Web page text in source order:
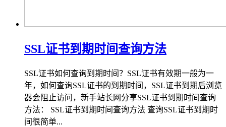
SSL证书到期时间查询方法
SSL证书如何查询到期时间？SSL证书有效期一般为一
年，如何查询SSL证书的到期时间，SSL证书到期后浏览
器会阻止访问，新手站长网分享SSL证书到期时间查询
方法： SSL证书到期时间查询方法 查询SSL证书到期时
间很简单...